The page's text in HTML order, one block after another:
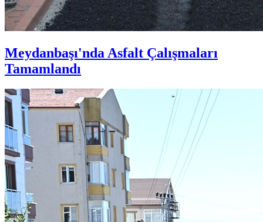
Meydanbaşı'nda Asfalt Çalışmaları
Tamamlandı